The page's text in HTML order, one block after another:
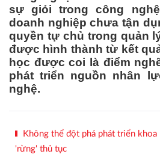
sự giỏi trong công
doanh nghiệp chưa tận
quyền tự chủ trong quản
được hình thành từ kết
học được coi là điểm
phát triển nguồn nhân
nghệ.
Không thể đột phá phát triển
'rừng' thủ tục